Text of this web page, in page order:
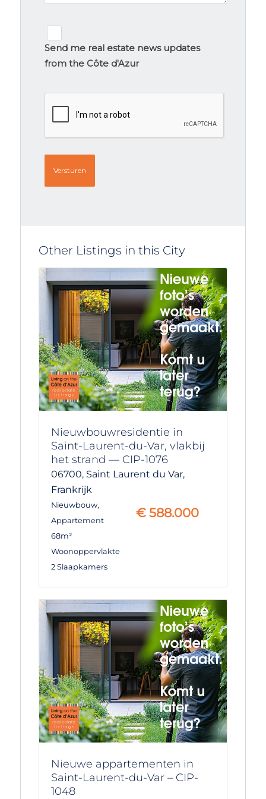
signup
Send me real estate news updates
from the Côte d'Azur
Other Listings in this City
Nieuwbouwresidentie in
Saint-Laurent-du-Var, vlakbij
het strand — CIP-1076
06700, Saint Laurent du Var,
Frankrijk
Nieuwbouw,
Appartement
68m²
Woonoppervlakte
2 Slaapkamers
€ 588.000
Nieuwe appartementen in
Saint-Laurent-du-Var – CIP-
1048